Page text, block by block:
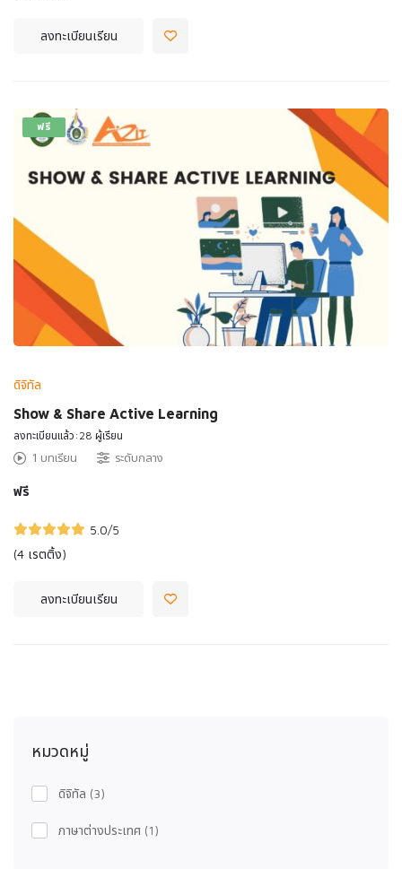
หมวดหมู่
ดิจิทัล (3)
ภาษาต่างประเทศ (1)
ลงทะเบียนเรียน
ฟรี
ดิจิทัล
Show & Share Active Learning
ลงทะเบียนแล้ว:28 ผู้เรียน
1 บทเรียน ระดับกลาง
ฟรี
5.0/5
(4 เรตติ้ง)
ลงทะเบียนเรียน